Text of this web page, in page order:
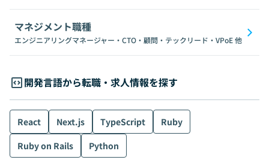
マネジメント職種
エンジニアリングマネージャー・CTO・顧問・テックリード・VPoE他
開発言語から転職・求人情報を探す
React Next.js TypeScript
Ruby
Ruby on Rails
Python